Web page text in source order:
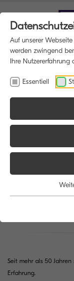
Herzlich
Seit mehr als 50
Erfahrung.
Auf unserer
werden zwingend
Ihre Nutzererfahrung
Essentiell